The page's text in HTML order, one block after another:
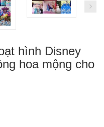
hình Disney
hoa mộng cho